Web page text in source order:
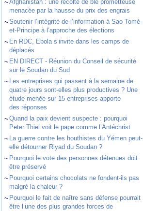
~Afghanistan : une récolte de blé prometteuse
menacée par la hausse du prix des engrais
~Soutenir l’intégrité de l’information à Sao Tomé-
et-Principe à l’approche des élections
~ En RDC, Ebola s’invite dans les camps de
déplacés
~ EN DIRECT - Réunion du Conseil de sécurité
sur le Soudan du Sud
~ Les entreprises qui passent à la semaine de
quatre jours sont-elles plus productives ? Une
étude menée sur 15 entreprises apporte
des réponses
~Quand la paix devient suspecte : pourquoi
Peter Thiel voit le pape comme l’Antéchrist
~ La guerre contre les houthistes du Yémen peut-
elle détourner Riyad du Soudan ?
~ Pourquoi le vote des personnes détenues doit
être préservé
~ Pourquoi certains chocolats ne fondent-ils pas
malgré la chaleur ?
~ Pourquoi le fait de naître sans défense pourrait
être l’une des plus grandes forces de